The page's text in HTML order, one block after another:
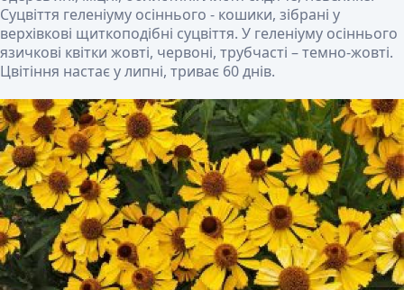
Суцвіття геленіуму осіннього - кошики, зібрані у
верхівкові щиткоподібні суцвіття. У геленіуму осіннього
язичкові квітки жовті, червоні, трубчасті – темно-жовті.
Цвітіння настає у липні, триває 60 днів.